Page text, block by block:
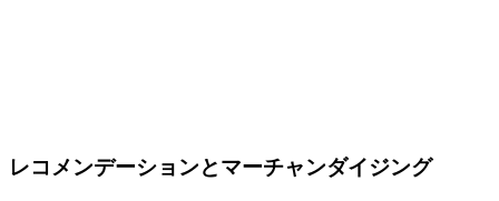
レコメンデーションとマーチャンダイジング